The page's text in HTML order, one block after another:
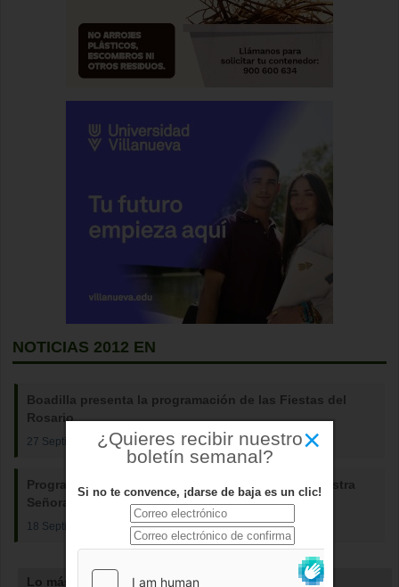
NOTICIAS 2012 EN
Boadilla presenta la programación de las Fiestas del
Rosario
27 Septiembre 2012
Programa de Fiestas Boadilla del Monte 2012. Nuestra
Señora del Rosario
18 Septiembre 2012
Lo más leído
×
¿Quieres recibir nuestro
boletín semanal?
Si no te convence, ¡darse de baja es un clic!